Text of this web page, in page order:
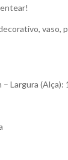
vaso,
Largura (Alça):